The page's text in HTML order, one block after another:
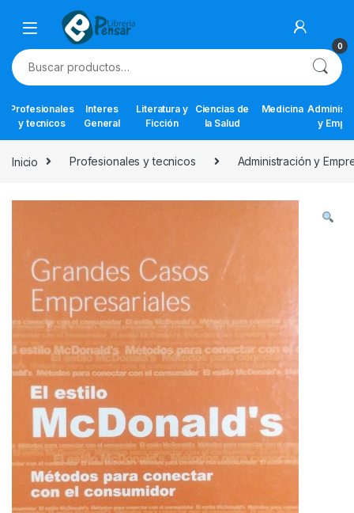
Skip to navigation
Skip to content
0
Buscar por:
Profesionales
y tecnicos
Interes
General
Literatura y
Ficción
Ciencias de
la Salud
Medicina
y
Inicio Profesionales y tecnicos Administración y